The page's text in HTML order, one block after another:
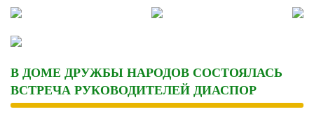
Skip
content
В ДОМЕ ДРУЖБЫ НАРОДОВ СОСТОЯЛАСЬ
ВСТРЕЧА РУКОВОДИТЕЛЕЙ ДИАСПОР